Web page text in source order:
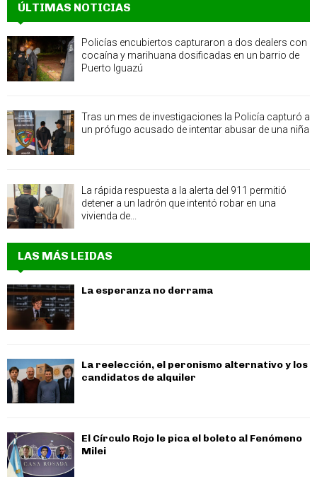
ÚLTIMAS NOTICIAS
Policías encubiertos capturaron a dos dealers con
cocaína y marihuana dosificadas en un barrio de
Puerto Iguazú
Tras un mes de investigaciones la Policía capturó a
un prófugo acusado de intentar abusar de una niña
La rápida respuesta a la alerta del 911 permitió
detener a un ladrón que intentó robar en una
vivienda de...
LAS MÁS LEIDAS
La esperanza no derrama
La reelección, el peronismo alternativo y los
candidatos de alquiler
El Círculo Rojo le pica el boleto al Fenómeno
Milei